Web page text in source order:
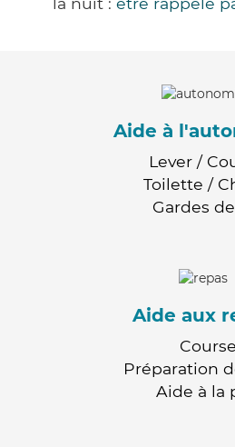
Aide à
Lever /
Toilette /
Gardes
Aide aux
Préparation
Aide à la